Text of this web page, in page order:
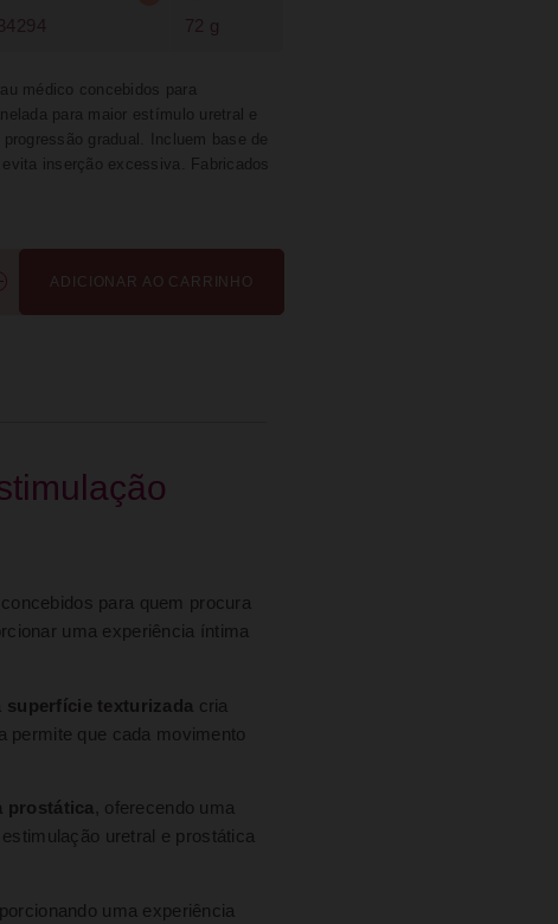
72 g
médico concebidos para
para maior estímulo uretral e
gradual. Incluem base de
inserção excessiva. Fabricados
ADICIONAR AO CARRINHO
para quem procura
uma experiência íntima
superfície texturizada cria
permite que cada movimento
prostática , oferecendo uma
uretral e prostática
uma experiência